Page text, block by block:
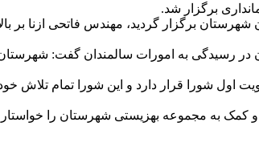
برگزار شد.
برگزار گردید، مهندس فاتحی ازنا بر
به امورات سالمندان گفت: شهرستان
شورا قرار دارد و این شورا تمام تلاش
و کمک به مجموعه بهزیستی شهرستان را